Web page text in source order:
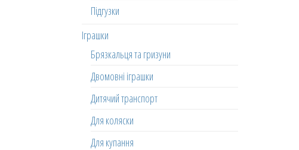
Підгузки
Іграшки
Брязкальця та гризуни
Двомовні іграшки
Дитячий транспорт
Для коляски
Для купання